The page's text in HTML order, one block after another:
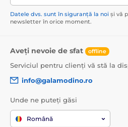
Datele dvs. sunt în siguranță la noi și vă
newsletter în orice moment.
Aveți nevoie de sfat offline
Serviciul pentru clienți vă stă la
info@galamodino.ro
Unde ne puteți găsi
Română